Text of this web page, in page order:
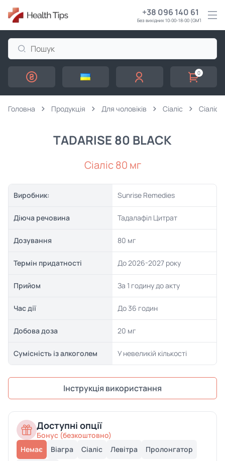
+38 096 140 61 61
Без вихідних 10:00-18:00 (GMT+3)
0
Головна Продукція Для чоловіків Сіаліс Сіаліс
TADARISE 80 BLACK
Сіаліс 80 мг
Виробник: Sunrise Remedies
Діюча речовина Тадалафіл Цитрат
Дозування 80 мг
Термін придатності До 2026-2027 року
Прийом За 1 годину до акту
Час дії До 36 годин
Добова доза 20 мг
Сумісність із алкоголем У невеликій кількості
Інструкція використання
Доступні опції
Бонус (безкоштовно)
Немає
Віагра Сіаліс Левітра
Пролонгатор